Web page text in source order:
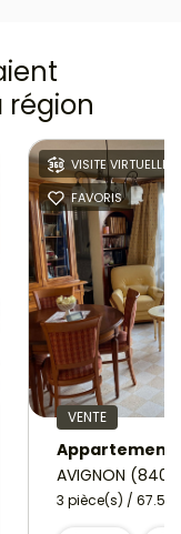
région
VISITE VIRTUELLE
FAVORIS
VENTE
AVIGNON
3 pièce(s) / 67.5